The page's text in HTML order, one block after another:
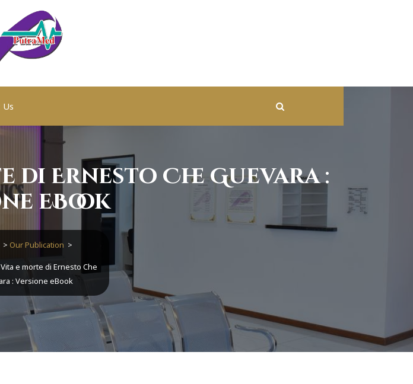
di Ernesto Che Guevara :
eBook
> Our Publication >
e morte di Ernesto Che
: Versione eBook